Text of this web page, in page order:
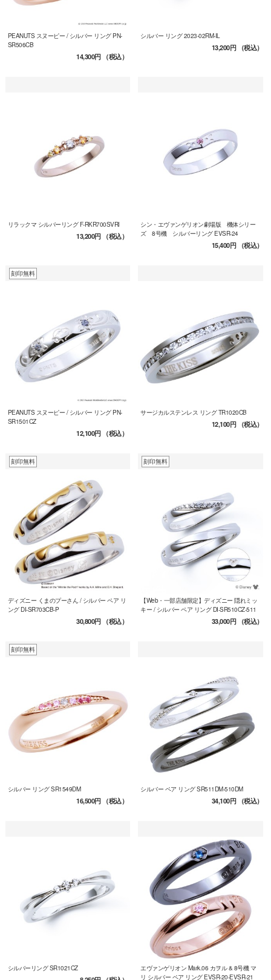
PEANUTS スヌーピー / シルバー リング PN-
SR506CB
14,300円（税込）
シルバー リング 2023-02RM-IL
13,200円（税込）
リラックマ シルバーリング F-RKR700SVRI
13,200円（税込）
シン・エヴァンゲリオン劇場版 機体シリー
ズ 8号機 シルバーリング EVSR-24
15,400円（税込）
刻印無料
PEANUTS スヌーピー / シルバー リング PN-
SR1501CZ
12,100円（税込）
サージカルステンレス リング TR1020CB
12,100円（税込）
刻印無料
ディズニー くまのプーさん / シルバー ペア リ
ング DI-SR703CB-P
30,800円（税込）
刻印無料
【Web・一部店舗限定】ディズニー 隠れミッ
キー / シルバー ペア リング DI-SR510CZ-511
33,000円（税込）
刻印無料
シルバー リング SR1549DM
16,500円（税込）
シルバー ペア リング SR511DM-510DM
34,100円（税込）
シルバーリング SR1021CZ
エヴァンゲリオン Mark.06 カヲル & 8号機 マ
リ シルバー ペア リング EVSR-20-EVSR-21